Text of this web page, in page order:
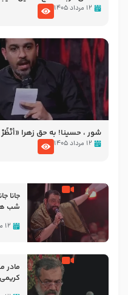
۱۲ مرداد ۱۴۰۵
شور ، حسینا! به‌ حق زهرا
محرّم 1405
۱۲ مرداد ۱۴۰۵
جانا
۱۲ مرداد ۱۴۰۵
مادر